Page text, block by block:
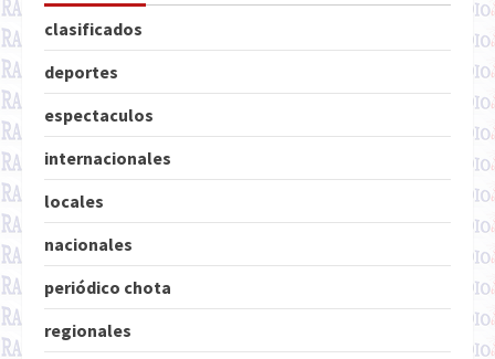
clasificados
deportes
espectaculos
internacionales
locales
nacionales
periódico chota
regionales